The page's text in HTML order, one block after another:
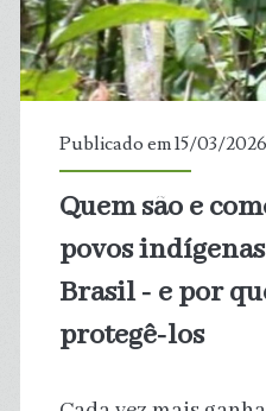
mais
comum
planeta,
4,5
trilhões
Publicado em 15/03/2026
Quem são e
povos
Brasil ‑ e por
protegê‑los